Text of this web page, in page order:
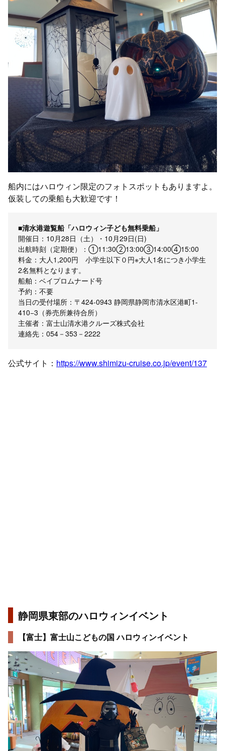
船内にはハロウィン限定のフォトスポットもありますよ。
仮装しての乗船も大歓迎です！
■清水港遊覧船「ハロウィン子ども無料乗船」
開催日：10月28日（土）・10月29日(日)
出航時刻（定期便）：①11:30②13:00③14:00④15:00
料金：大人1,200円 小学生以下０円※大人1名につき小学生
2名無料となります。
船舶：ベイプロムナード号
予約：不要
当日の受付場所：〒424-0943 静岡県静岡市清水区港町1-
410−3（券売所兼待合所）
主催者：富士山清水港クルーズ株式会社
連絡先：054－353－2222
公式サイト： https://www.shimizu-cruise.co.jp/event/137
静岡県東部のハロウィンイベント
【富士】富士山こどもの国 ハロウィンイベント